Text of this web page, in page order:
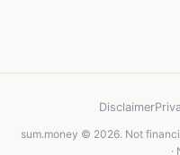
Disclaimer
sum.money © 2026. Not
·